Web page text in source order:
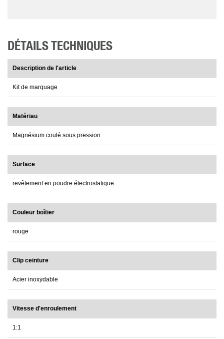
DÉTAILS TECHNIQUES
Description de l'article
Kit de marquage
Matériau
Magnésium coulé sous pression
Surface
revêtement en poudre électrostatique
Couleur boîtier
rouge
Clip ceinture
Acier inoxydable
Vitesse d'enroulement
1:1